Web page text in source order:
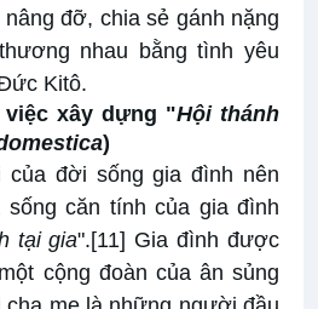
đỡ, chia sẻ gánh nặng
nhau bằng tình yêu
Kitô.
việc xây dựng "Hội thánh
)
của đời sống gia đình nên
căn tính của gia đình
tại gia".[11] Gia đình được
cộng đoàn của ân sủng